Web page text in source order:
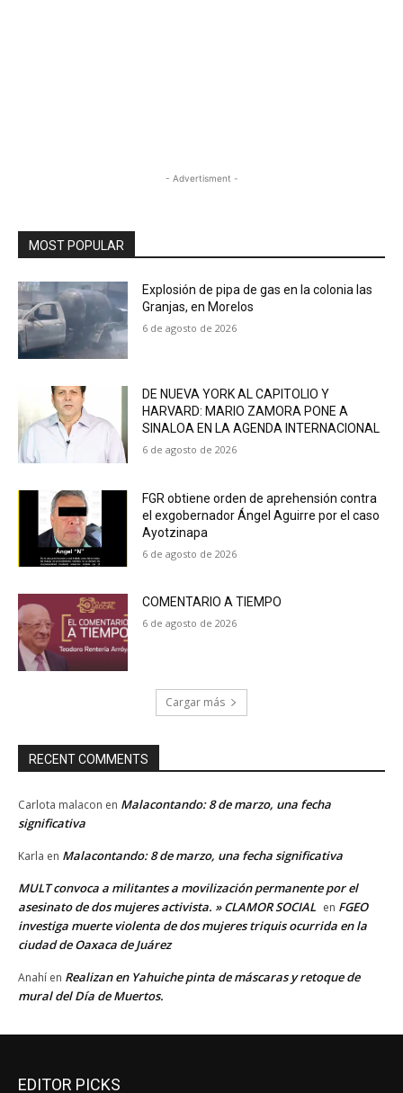
- Advertisment -
MOST POPULAR
Explosión de pipa de gas en la colonia las
Granjas, en Morelos
6 de agosto de 2026
DE NUEVA YORK AL CAPITOLIO Y
HARVARD: MARIO ZAMORA PONE A
SINALOA EN LA AGENDA INTERNACIONAL
6 de agosto de 2026
FGR obtiene orden de aprehensión contra
el exgobernador Ángel Aguirre por el caso
Ayotzinapa
6 de agosto de 2026
COMENTARIO A TIEMPO
6 de agosto de 2026
Cargar más
RECENT COMMENTS
Carlota malacon en Malacontando: 8 de marzo, una fecha
significativa
Karla en Malacontando: 8 de marzo, una fecha significativa
MULT convoca a militantes a movilización permanente por el
asesinato de dos mujeres activista. » CLAMOR SOCIAL en FGEO
investiga muerte violenta de dos mujeres triquis ocurrida en la
ciudad de Oaxaca de Juárez
Anahí en Realizan en Yahuiche pinta de máscaras y retoque de
mural del Día de Muertos.
EDITOR PICKS